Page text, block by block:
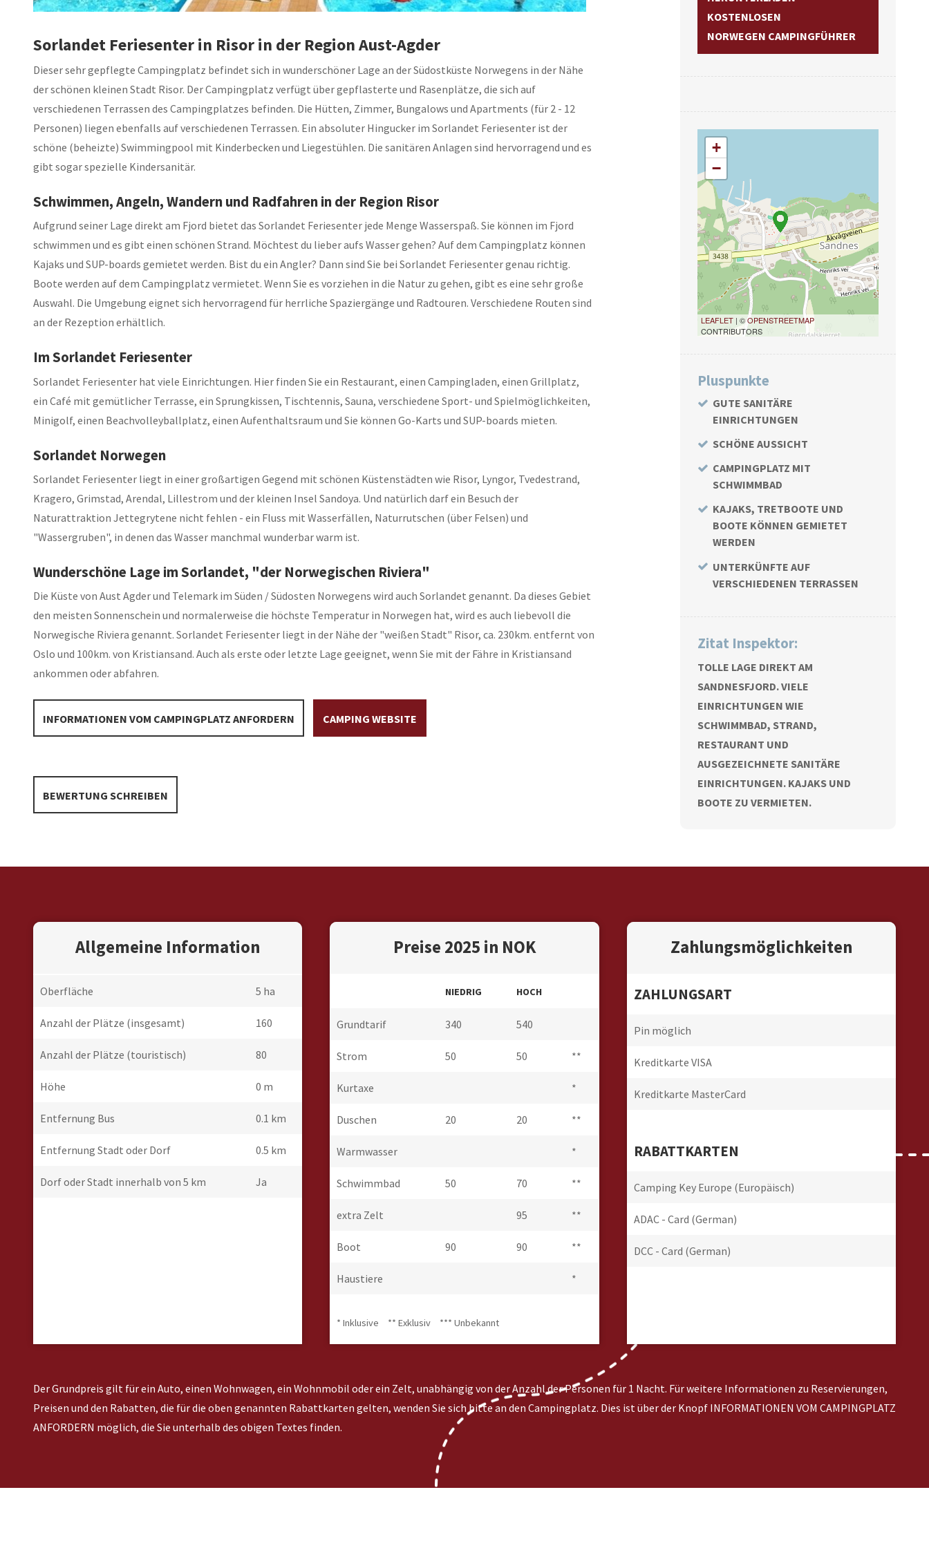
Sorlandet Feriesenter in Risor in der Region Aust-Agder
Dieser sehr gepflegte Campingplatz befindet sich in wunderschöner Lage an der Südostküste Norwegens in der Nähe
der schönen kleinen Stadt Risor. Der Campingplatz verfügt über gepflasterte und Rasenplätze, die sich auf
verschiedenen Terrassen des Campingplatzes befinden. Die Hütten, Zimmer, Bungalows und Apartments (für 2 - 12
Personen) liegen ebenfalls auf verschiedenen Terrassen. Ein absoluter Hingucker im Sorlandet Feriesenter ist der
schöne (beheizte) Swimmingpool mit Kinderbecken und Liegestühlen. Die sanitären Anlagen sind hervorragend und es
gibt sogar spezielle Kindersanitär.
Schwimmen, Angeln, Wandern und Radfahren in der Region Risor
Aufgrund seiner Lage direkt am Fjord bietet das Sorlandet Feriesenter jede Menge Wasserspaß. Sie können im Fjord
schwimmen und es gibt einen schönen Strand. Möchtest du lieber aufs Wasser gehen? Auf dem Campingplatz können
Kajaks und SUP-boards gemietet werden. Bist du ein Angler? Dann sind Sie bei Sorlandet Feriesenter genau richtig.
Boote werden auf dem Campingplatz vermietet. Wenn Sie es vorziehen in die Natur zu gehen, gibt es eine sehr große
Auswahl. Die Umgebung eignet sich hervorragend für herrliche Spaziergänge und Radtouren. Verschiedene Routen sind
an der Rezeption erhältlich.
Im Sorlandet Feriesenter
Sorlandet Feriesenter hat viele Einrichtungen. Hier finden Sie ein Restaurant, einen Campingladen, einen Grillplatz,
ein Café mit gemütlicher Terrasse, ein Sprungkissen, Tischtennis, Sauna, verschiedene Sport- und Spielmöglichkeiten,
Minigolf, einen Beachvolleyballplatz, einen Aufenthaltsraum und Sie können Go-Karts und SUP-boards mieten.
Sorlandet Norwegen
Sorlandet Feriesenter liegt in einer großartigen Gegend mit schönen Küstenstädten wie Risor, Lyngor, Tvedestrand,
Kragero, Grimstad, Arendal, Lillestrom und der kleinen Insel Sandoya. Und natürlich darf ein Besuch der
Naturattraktion Jettegrytene nicht fehlen - ein Fluss mit Wasserfällen, Naturrutschen (über Felsen) und
"Wassergruben", in denen das Wasser manchmal wunderbar warm ist.
Wunderschöne Lage im Sorlandet, "der Norwegischen Riviera"
Die Küste von Aust Agder und Telemark im Süden / Südosten Norwegens wird auch Sorlandet genannt. Da dieses Gebiet
den meisten Sonnenschein und normalerweise die höchste Temperatur in Norwegen hat, wird es auch liebevoll die
Norwegische Riviera genannt. Sorlandet Feriesenter liegt in der Nähe der "weißen Stadt" Risor, ca. 230km. entfernt von
Oslo und 100km. von Kristiansand. Auch als erste oder letzte Lage geeignet, wenn Sie mit der Fähre in Kristiansand
ankommen oder abfahren.
INFORMATIONEN VOM CAMPINGPLATZ ANFORDERN CAMPING WEBSITE
BEWERTUNG SCHREIBEN
KOSTENLOSEN
NORWEGEN CAMPINGFÜHRER
+
−
LEAFLET | ©OPENSTREETMAP
CONTRIBUTORS
Pluspunkte
GUTE SANITÄRE
EINRICHTUNGEN
SCHÖNE AUSSICHT
CAMPINGPLATZ MIT
SCHWIMMBAD
KAJAKS, TRETBOOTE UND
BOOTE KÖNNEN GEMIETET
WERDEN
UNTERKÜNFTE AUF
VERSCHIEDENEN TERRASSEN
Zitat Inspektor:
TOLLE LAGE DIREKT AM
SANDNESFJORD. VIELE
EINRICHTUNGEN WIE
SCHWIMMBAD, STRAND,
RESTAURANT UND
AUSGEZEICHNETE SANITÄRE
EINRICHTUNGEN. KAJAKS UND
BOOTE ZU VERMIETEN.
Allgemeine Information
Oberfläche 5 ha
Anzahl der Plätze (insgesamt) 160
Anzahl der Plätze (touristisch) 80
Höhe 0 m
Entfernung Bus 0.1 km
Entfernung Stadt oder Dorf 0.5 km
Dorf oder Stadt innerhalb von 5 km Ja
Preise 2025 in NOK
NIEDRIG HOCH
Grundtarif 340 540
Strom 50 50 **
Kurtaxe *
Duschen 20 20 **
Warmwasser *
Schwimmbad 50 70 **
extra Zelt 95 **
Boot 90 90 **
Haustiere *
* Inklusive ** Exklusiv *** Unbekannt
Zahlungsmöglichkeiten
ZAHLUNGSART
Pin möglich
Kreditkarte VISA
Kreditkarte MasterCard
RABATTKARTEN
Camping Key Europe (Europäisch)
ADAC - Card (German)
DCC - Card (German)
Der Grundpreis gilt für ein Auto, einen Wohnwagen, ein Wohnmobil oder ein Zelt, unabhängig von der Anzahl der Personen für 1 Nacht. Für weitere Informationen zu Reservierungen,
Preisen und den Rabatten, die für die oben genannten Rabattkarten gelten, wenden Sie sich bitte an den Campingplatz. Dies ist über der Knopf INFORMATIONEN VOM CAMPINGPLATZ
ANFORDERN möglich, die Sie unterhalb des obigen Textes finden.